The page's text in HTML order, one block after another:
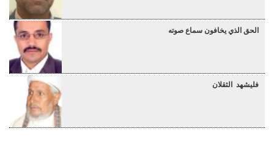
الحق الذي يخافون سماع صوته
فليشهد الثقلان